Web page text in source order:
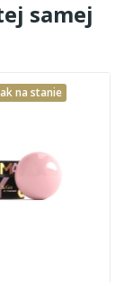
samej
na stanie